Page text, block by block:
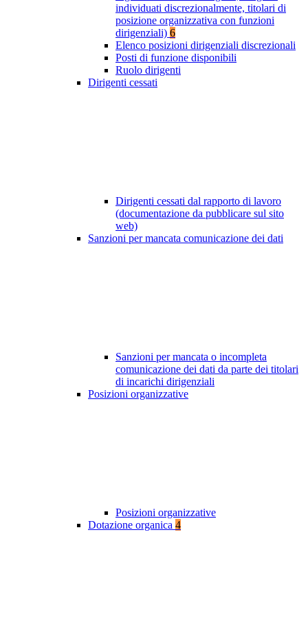
individuati discrezionalmente, titolari di
posizione organizzativa con funzioni
dirigenziali) 6
Elenco posizioni dirigenziali discrezionali
Posti di funzione disponibili
Ruolo dirigenti
Dirigenti cessati
Dirigenti cessati dal rapporto di lavoro
(documentazione da pubblicare sul sito
web)
Sanzioni per mancata comunicazione dei dati
Sanzioni per mancata o incompleta
comunicazione dei dati da parte dei titolari
di incarichi dirigenziali
Posizioni organizzative
Posizioni organizzative
Dotazione organica 4